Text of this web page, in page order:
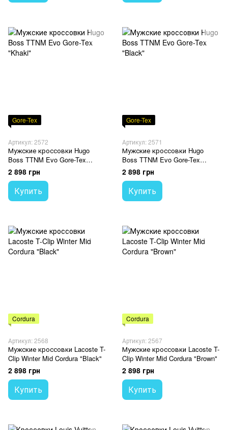
Gore-Tex
Артикул: 2572
Мужские кроссовки Hugo
Boss TTNM Evo Gore-Tex
"Khaki"
2 898 грн
Купить
Gore-Tex
Артикул: 2571
Мужские кроссовки Hugo
Boss TTNM Evo Gore-Tex
"Black"
2 898 грн
Купить
Cordura
Артикул: 2568
Мужские кроссовки Lacoste T-
Clip Winter Mid Cordura "Black"
2 898 грн
Купить
Cordura
Артикул: 2567
Мужские кроссовки Lacoste T-
Clip Winter Mid Cordura "Brown"
2 898 грн
Купить